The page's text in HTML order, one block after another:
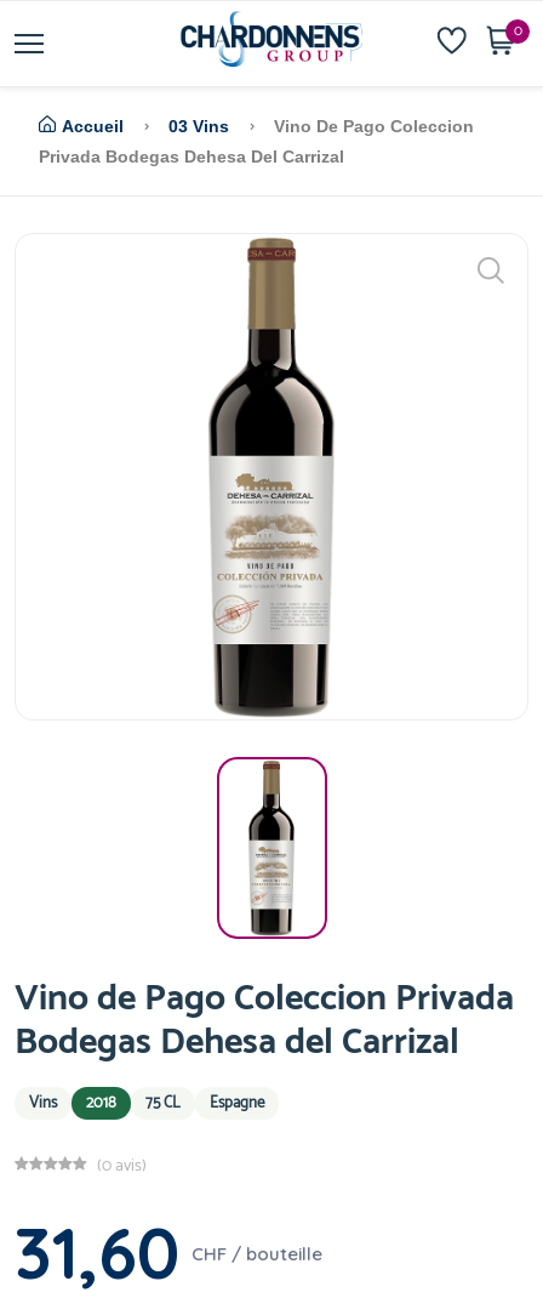
0
Accueil 03 Vins
Vino De Pago Coleccion
Privada Bodegas Dehesa Del Carrizal
Vino de Pago Coleccion Privada
Bodegas Dehesa del Carrizal
Vins 2018 75 CL Espagne
(0 avis)
31,60 CHF / bouteille